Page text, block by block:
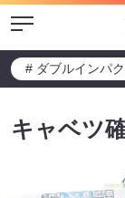
Menu
# ダブルインパ
キャベツ